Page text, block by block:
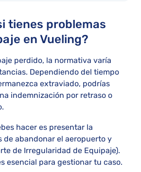
tienes problemas
en Vueling?
perdido, la normativa varía
Dependiendo del tiempo
extraviado, podrías
indemnización por retraso o
hacer es presentar la
de abandonar el aeropuerto y
de Irregularidad de Equipaje).
esencial para gestionar tu caso.